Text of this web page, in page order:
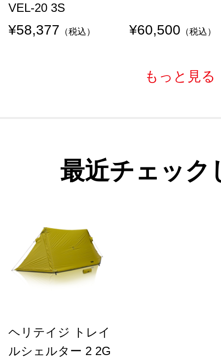
VEL-20 3S
¥58,377 （税込） ¥60,500 （税込）
もっと見る
最近チェック
ヘリテイジ トレイ
ルシェルター 2 2G